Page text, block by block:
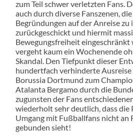
zum Teil schwer verletzten Fans.
auch durch diverse Fanszenen,
Begründungen auf der Anreise
zurückgeschickt und hiermit
Bewegungsfreiheit
vergeht kaum ein Wochenende
Skandal. Den Tiefpunkt dieser
hundertfach verhinderte
Borussia Dortmund zum
Atalanta Bergamo durch die
zugunsten der Fans
wiederholt sehr deutlich, dass die
Umgang mit Fußballfans nicht an
gebunden sieht!